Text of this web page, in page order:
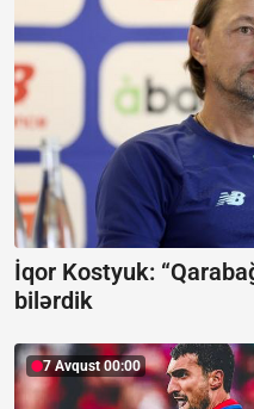
İqor Kostyuk:
bilərdik
7 Avqust 00:00